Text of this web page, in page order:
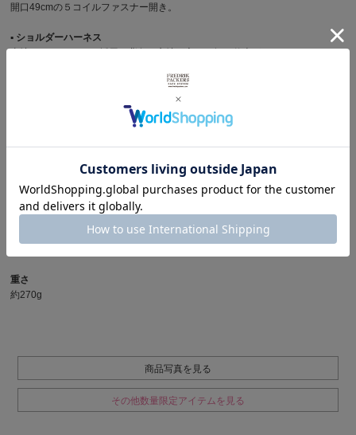
開口49cmの５コイルファスナー開き。
▪︎ ショルダーハーネス
裏地に3Dメッシュを採用。背負い心地が良く、軽い仕上がり。
開口27cm、3cmマチの5コイルファスナー開き。
▪︎ インナーポケット
背面側に幅25.5cm × 深さ28.5cmの仕切りポケットを装備。
重さ
約270g
商品写真を見る
その他数量限定アイテムを見る